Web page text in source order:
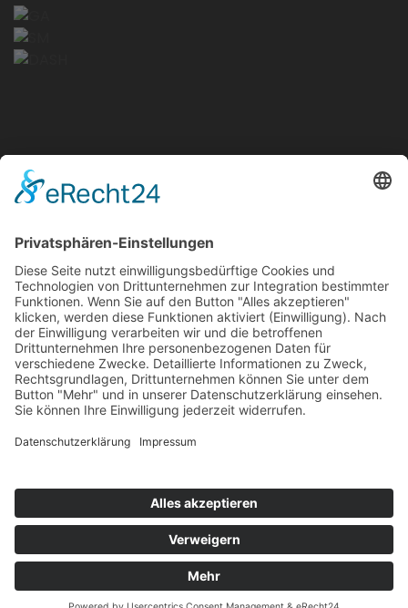
Velsenstraße 7, 46240 Bottrop
(Termine nach Vereinbarung)
So erreichen Sie Uns
+49-163-173-193-4
+49-2041-3087820
Sicherheitsinformationen
Datenschutz
© 2026 SWAN. All Rights Reserved.
Design & Developed by SWAN